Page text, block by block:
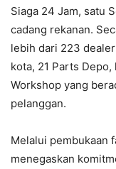
Siaga 24 Jam, satu
cadang rekanan.
lebih dari 223
kota, 21 Parts
Workshop yang
pelanggan.
Melalui pembukaan
menegaskan